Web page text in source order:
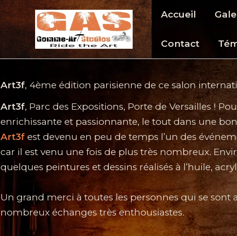
Aller
au
contenu
Accueil
Contact
Art3f, 4ème édition parisienne de ce salon
Art3f, Parc des Expositions, Porte de Versailles !
enrichissante et passionnante, le tout dans une
Art3f est devenu en peu de temps l’un des
car il est venu une fois de plus très nombreux.
quelques peintures et dessins réalisés à l’huile,
Un grand merci à toutes les personnes qui se
nombreux échanges très enthousiastes.